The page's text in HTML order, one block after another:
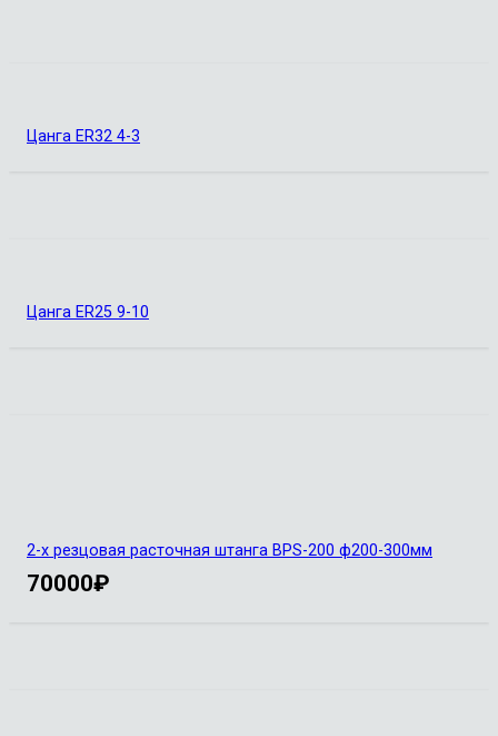
Цанга ER32 4-3
Цанга ER25 9-10
2-х резцовая расточная штанга BPS-200 ф200-300мм
70000₽